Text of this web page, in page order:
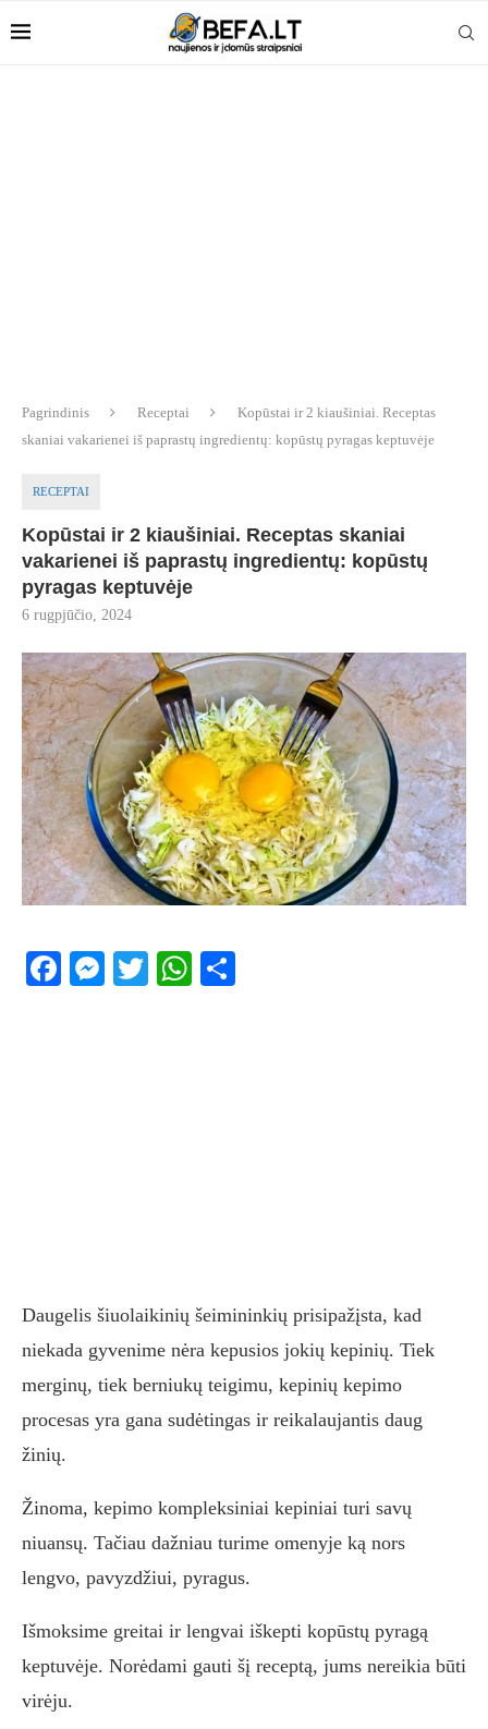
Pagrindinis Receptai
Kopūstai ir 2 kiaušiniai. Receptas
skaniai vakarienei iš paprastų ingredientų: kopūstų pyragas keptuvėje
RECEPTAI
Kopūstai ir 2 kiaušiniai. Receptas skaniai
vakarienei iš paprastų ingredientų: kopūstų
pyragas keptuvėje
6 rugpjūčio, 2024
Facebook
Messenger
TwitterWhatsApp
Daugelis šiuolaikinių šeimininkių prisipažįsta, kad
niekada gyvenime nėra kepusios jokių kepinių. Tiek
merginų, tiek berniukų teigimu, kepinių kepimo
procesas yra gana sudėtingas ir reikalaujantis daug
žinių.
Žinoma, kepimo kompleksiniai kepiniai turi savų
niuansų. Tačiau dažniau turime omenyje ką nors
lengvo, pavyzdžiui, pyragus.
Išmoksime greitai ir lengvai iškepti kopūstų pyragą
keptuvėje. Norėdami gauti šį receptą, jums nereikia būti
virėju.